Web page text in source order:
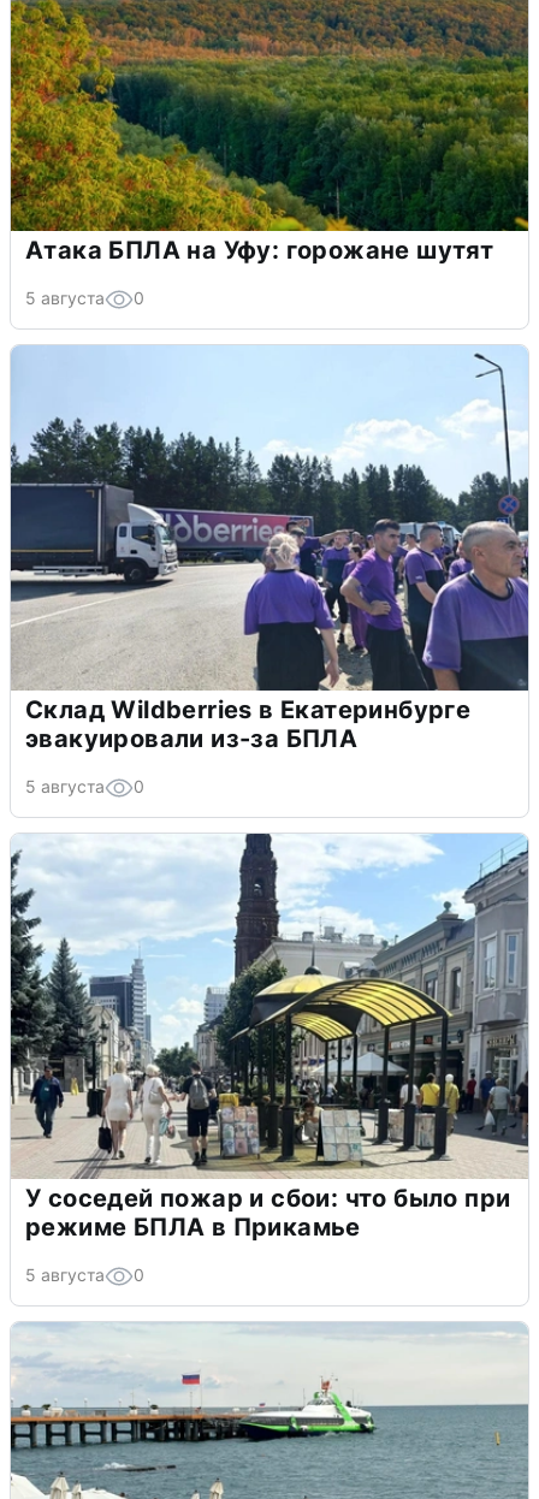
Атака БПЛА на Уфу: горожане шутят
5 августа 0
Склад Wildberries в Екатеринбурге
эвакуировали из-за БПЛА
5 августа 0
У соседей пожар и сбои: что было при
режиме БПЛА в Прикамье
5 августа 0